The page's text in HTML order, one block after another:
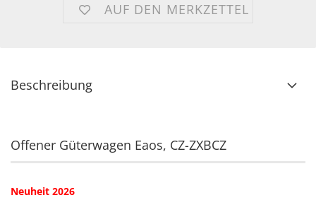
AUF DEN MERKZETTEL
Beschreibung
Offener Güterwagen Eaos, CZ-ZXBCZ
Neuheit 2026